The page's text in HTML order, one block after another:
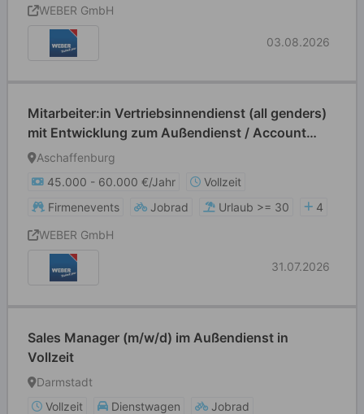
WEBER GmbH
03.08.2026
Mitarbeiter:in Vertriebsinnendienst (all genders)
mit Entwicklung zum Außendienst / Account
Manager
Aschaffenburg
45.000 - 60.000 €/Jahr
Vollzeit
Firmenevents
Jobrad Urlaub >= 30
4
WEBER GmbH
31.07.2026
Sales Manager (m/w/d) im Außendienst in
Vollzeit
Darmstadt
Vollzeit
Dienstwagen
Jobrad